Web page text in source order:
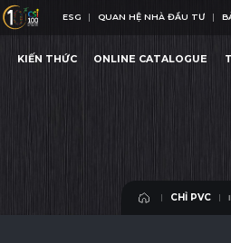
ESG QUAN HỆ NHÀ ĐẦU TƯ
KIẾN THỨC ONLINE CATALOGUE
CHỈ PVC
WOODGRAIN